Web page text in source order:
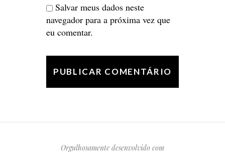
Salvar meus dados neste
navegador para a próxima vez que
eu comentar.
Orgulhosamente desenvolvido com